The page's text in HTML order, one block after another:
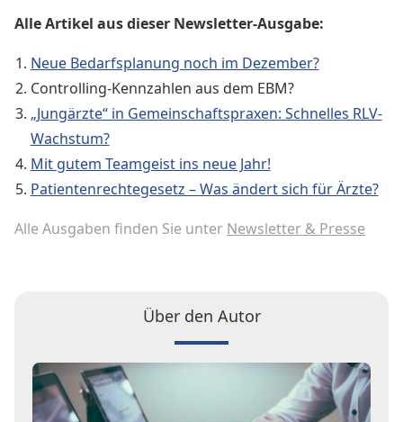
Alle Artikel aus dieser Newsletter-Ausgabe:
Neue Bedarfsplanung noch im Dezember?
Controlling-Kennzahlen aus dem EBM?
„Jungärzte“ in Gemeinschaftspraxen: Schnelles RLV-
Wachstum?
Mit gutem Teamgeist ins neue Jahr!
Patientenrechtegesetz – Was ändert sich für Ärzte?
Alle Ausgaben finden Sie unter Newsletter & Presse
Über den Autor